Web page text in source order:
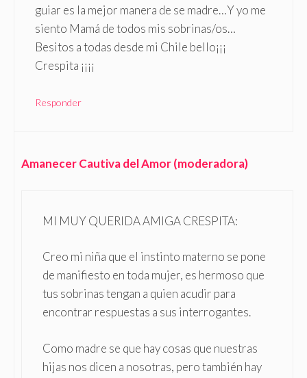
guiar es la mejor manera de se madre…Y yo me
siento Mamá de todos mis sobrinas/os…
Besitos a todas desde mi Chile bello¡¡¡
Crespita ¡¡¡¡
Responder
Amanecer Cautiva del Amor (moderadora)
MI MUY QUERIDA AMIGA CRESPITA:
Creo mi niña que el instinto materno se pone
de manifiesto en toda mujer, es hermoso que
tus sobrinas tengan a quien acudir para
encontrar respuestas a sus interrogantes.
Como madre se que hay cosas que nuestras
hijas nos dicen a nosotras, pero también hay